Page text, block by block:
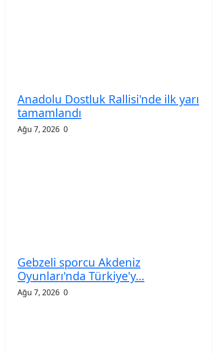
Anadolu Dostluk Rallisi'nde ilk yarı
tamamlandı
Ağu 7, 2026 0
Gebzeli sporcu Akdeniz
Oyunları'nda Türkiye'y...
Ağu 7, 2026 0